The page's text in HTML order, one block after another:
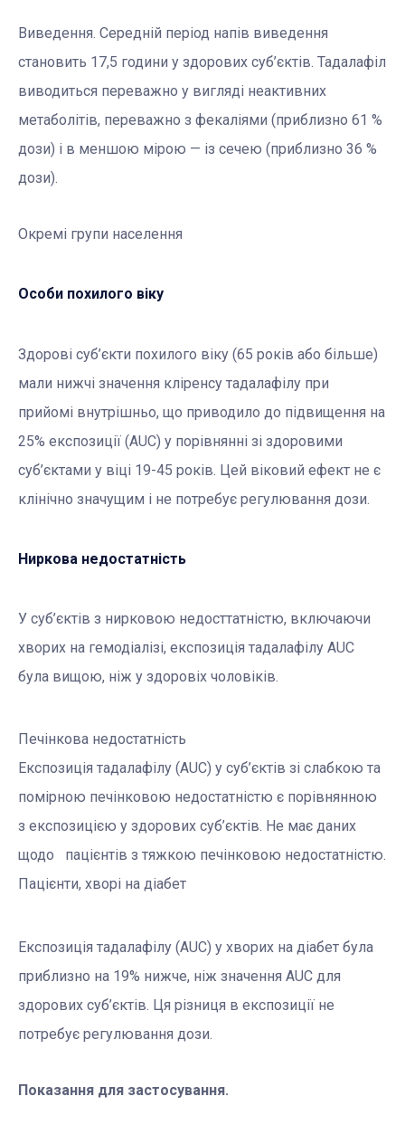
Виведення. Середній період напів виведення
становить 17,5 години у здорових суб’єктів. Тадалафіл
виводиться переважно у вигляді неактивних
метаболітів, переважно з фекаліями (приблизно 61 %
дози) і в меншою мірою — із сечею (приблизно 36 %
дози).
Окремі групи населення
Особи похилого віку
Здорові суб’єкти похилого віку (65 років або більше)
мали нижчі значення кліренсу тадалафілу при
прийомі внутрішньо, що приводило до підвищення на
25% експозиції (AUC) у порівнянні зі здоровими
суб’єктами у віці 19-45 років. Цей віковий ефект не є
клінічно значущим і не потребує регулювання дози.
Ниркова недостатність
У суб’єктів з нирковою недосттатністю, включаючи
хворих на гемодіалізі, експозиція тадалафілу AUC
була вищою, ніж у здоровіх чоловіків.
Печінкова недостатність
Експозиція тадалафілу (AUC) у суб’єктів зі слабкою та
помірною печінковою недостатністю є порівнянною
з експозицією у здорових суб’єктів. Не має даних
щодо пацієнтів з тяжкою печінковою недостатністю.
Пацієнти, хворі на діабет
Експозиція тадалафілу (AUC) у хворих на діабет була
приблизно на 19% нижче, ніж значення AUC для
здорових суб’єктів. Ця різниця в експозиції не
потребує регулювання дози.
Показання для застосування.